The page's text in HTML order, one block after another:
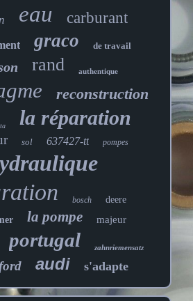
eau carburant
graco de travail
rand authentique
reconstruction
la réparation
sol 637427-tt pompes
bosch
deere
la pompe majeur
portugal zahnriemensatz
audi s'adapte